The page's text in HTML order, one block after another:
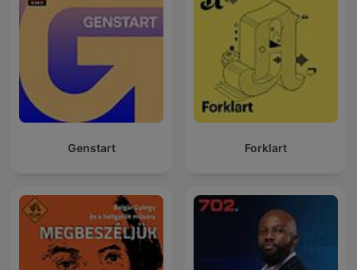
Genstart Forklart